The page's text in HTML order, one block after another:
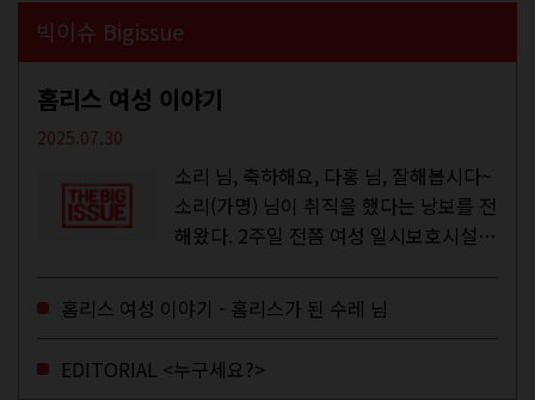
빅이슈 Bigissue
홈리스 여성 이야기
2025.07.30
소리 님, 축하해요, 다홍 님, 잘해봅시다~
소리(가명) 님이 취직을 했다는 낭보를 전
해왔다. 2주일 전쯤 여성 일시보호시설에
고, 저 오늘이 마지막이에요, 이렇게 인사
를 하고 가셨던...
홈리스 여성 이야기 - 홈리스가 된 수레 님
EDITORIAL <누구세요?>